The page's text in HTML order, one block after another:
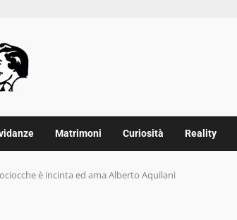
Matrimoni Curiosità Reality
è incinta ed ama Alberto Aquilani